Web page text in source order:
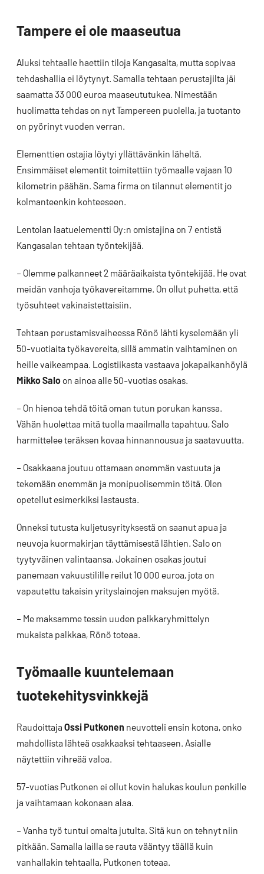
Tampere ei ole maaseutua
Aluksi tehtaalle haettiin tiloja Kangasalta, mutta sopivaa
tehdashallia ei löytynyt. Samalla tehtaan perustajilta jäi
saamatta 33 000 euroa maaseututukea. Nimestään
huolimatta tehdas on nyt Tampereen puolella, ja tuotanto
on pyörinyt vuoden verran.
Elementtien ostajia löytyi yllättävänkin läheltä.
Ensimmäiset elementit toimitettiin työmaalle vajaan 10
kilometrin päähän. Sama firma on tilannut elementit jo
kolmanteenkin kohteeseen.
Lentolan laatuelementti Oy:n omistajina on 7 entistä
Kangasalan tehtaan työntekijää.
– Olemme palkanneet 2 määräaikaista työntekijää. He ovat
meidän vanhoja työkavereitamme. On ollut puhetta, että
työsuhteet vakinaistettaisiin.
Tehtaan perustamisvaiheessa Rönö lähti kyselemään yli
50-vuotiaita työkavereita, sillä ammatin vaihtaminen on
heille vaikeampaa. Logistiikasta vastaava jokapaikanhöylä
Mikko Saloon ainoa alle 50-vuotias osakas.
– On hienoa tehdä töitä oman tutun porukan kanssa.
Vähän huolettaa mitä tuolla maailmalla tapahtuu, Salo
harmittelee teräksen kovaa hinnannousua ja saatavuutta.
– Osakkaana joutuu ottamaan enemmän vastuuta ja
tekemään enemmän ja monipuolisemmin töitä. Olen
opetellut esimerkiksi lastausta.
Onneksi tutusta kuljetusyrityksestä on saanut apua ja
neuvoja kuormakirjan täyttämisestä lähtien. Salo on
tyytyväinen valintaansa. Jokainen osakas joutui
panemaan vakuustilille reilut 10 000 euroa, jota on
vapautettu takaisin yrityslainojen maksujen myötä.
– Me maksamme tessin uuden palkkaryhmittelyn
mukaista palkkaa, Rönö toteaa.
Työmaalle kuuntelemaan
tuotekehitysvinkkejä
Raudoittaja Ossi Putkonen neuvotteli ensin kotona, onko
mahdollista lähteä osakkaaksi tehtaaseen. Asialle
näytettiin vihreää valoa.
57-vuotias Putkonen ei ollut kovin halukas koulun penkille
ja vaihtamaan kokonaan alaa.
– Vanha työ tuntui omalta jutulta. Sitä kun on tehnyt niin
pitkään. Samalla lailla se rauta vääntyy täällä kuin
vanhallakin tehtaalla, Putkonen toteaa.